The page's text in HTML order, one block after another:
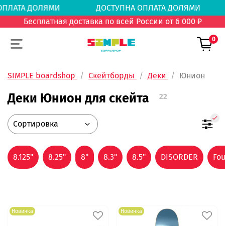
ОПЛАТА ДОЛЯМИ
ДОСТУПНА ОПЛАТА
Бесплатная доставка по всей России от 6 000 ₽
0
SIMPLE boardshop Скейтборды Деки Юнион
Деки Юнион для скейта 22
8.125" 8.25" 8" 8.3" 8.5" DISORDER
Новинка Новинка